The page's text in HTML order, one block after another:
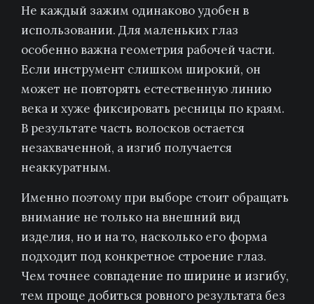
Не каждый зажим одинаково удобен в
использовании. Для маленьких глаз
особенно важна геометрия рабочей части.
Если инструмент слишком широкий, он
может не повторять естественную линию
века и хуже фиксировать ресницы по краям.
В результате часть волосков остается
незахваченной, а изгиб получается
неаккуратным.
Именно поэтому при выборе стоит обращать
внимание не только на внешний вид
изделия, но и на то, насколько его форма
подходит под конкретное строение глаз.
Чем точнее совпадение по ширине и изгибу,
тем проще добиться ровного результата без